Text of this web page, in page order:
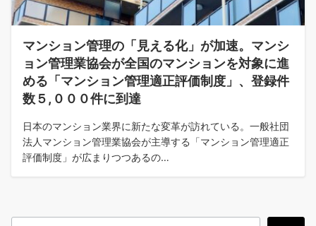
マンション管理の「見える化」が加速。マンシ
ョン管理業協会が全国のマンションを対象に進
める「マンション管理適正評価制度」、登録件
数５,０００件に到達
日本のマンション業界に新たな変革が訪れている。一般社団
法人マンション管理業協会が主導する「マンション管理適正
評価制度」が広まりつつあるの…